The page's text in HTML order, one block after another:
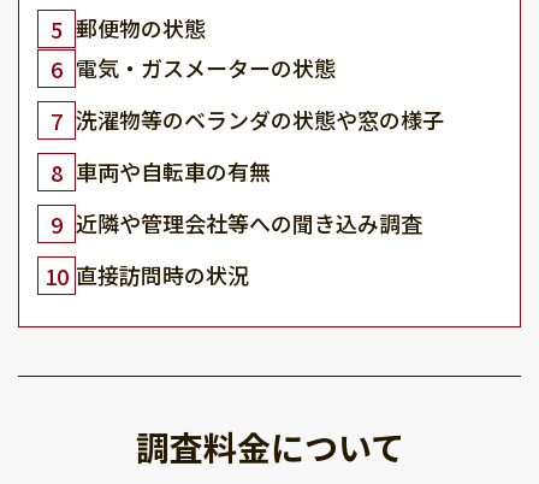
5 郵便物の状態
6 電気・ガスメーターの状態
7 洗濯物等のベランダの状態や窓の様子
8 車両や自転車の有無
9 近隣や管理会社等への聞き込み調査
10 直接訪問時の状況
調査料金について